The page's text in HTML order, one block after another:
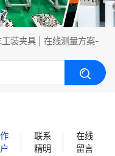
装夹具 | 在线测量方案-
联系
精明
在线
留言